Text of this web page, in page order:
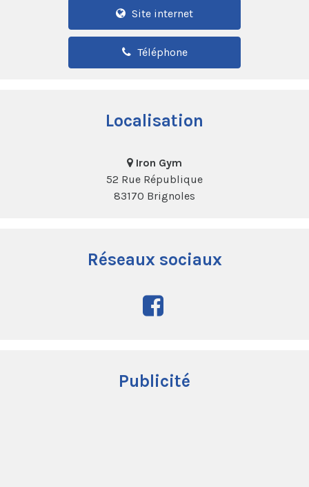
Site internet
Téléphone
Localisation
Iron Gym
52 Rue République
83170 Brignoles
Réseaux sociaux
Publicité